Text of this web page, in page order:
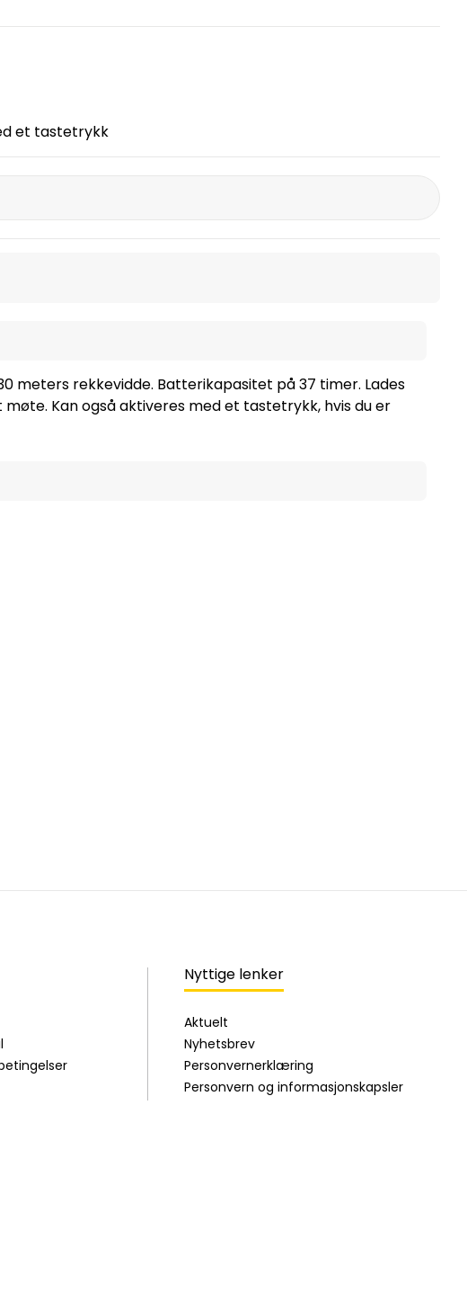
et tastetrykk
meters rekkevidde. Batterikapasitet på 37 timer. Lades
Kan også aktiveres med et tastetrykk, hvis du er
Nyttige lenker
Aktuelt
Nyhetsbrev
Personvernerklæring
Personvern og informasjonskapsler